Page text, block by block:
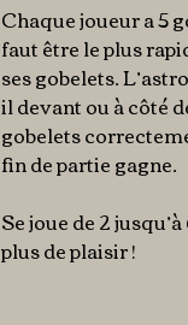
Chaque joueur a 5
faut être le plus
ses gobelets.
il devant ou à côté
gobelets
fin de partie gagne.
Se joue de 2
plus de plaisir !